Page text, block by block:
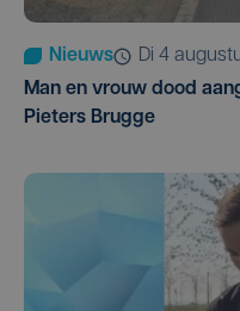
Nieuws
di 4
Man en vrouw dood
Pieters Brugge